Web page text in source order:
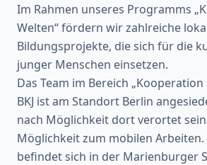
Im Rahmen unseres Programms
Welten“ fördern wir zahlreiche
Bildungsprojekte, die sich für die
junger Menschen einsetzen.
Das Team im Bereich
BKJ ist am Standort Berlin
nach Möglichkeit dort verortet
Möglichkeit zum mobilen Arbeiten.
befindet sich in der Marienburger